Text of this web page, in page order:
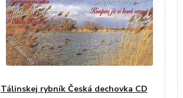
Tálinskej rybník Česká dechovka CD